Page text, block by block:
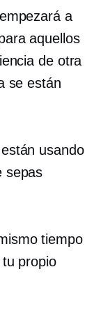
a
aquellos
de otra
se están
usando
sepas
tiempo
propio